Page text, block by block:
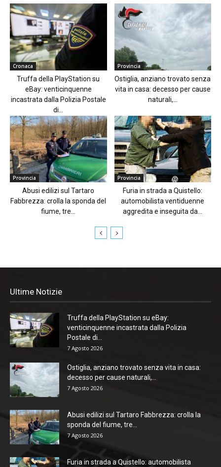
Cronaca
Truffa della PlayStation su
eBay: venticinquenne
incastrata dalla Polizia Postale
di...
Provincia
Ostiglia, anziano trovato senza
vita in casa: decesso per cause
naturali,...
Provincia
Abusi edilizi sul Tartaro
Fabbrezza: crolla la sponda del
fiume, tre...
Provincia
Furia in strada a Quistello:
automobilista ventiduenne
aggredita e inseguita da...
Ultime Notizie
Truffa della PlayStation su eBay:
venticinquenne incastrata dalla Polizia
Postale di...
7 Agosto 2026
Ostiglia, anziano trovato senza vita in casa:
decesso per cause naturali,...
7 Agosto 2026
Abusi edilizi sul Tartaro Fabbrezza: crolla la
sponda del fiume, tre...
7 Agosto 2026
Furia in strada a Quistello: automobilista